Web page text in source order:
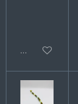
Bekijk details